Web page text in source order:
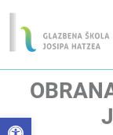
Open toolbar